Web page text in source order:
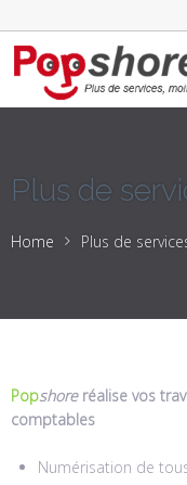
Plus de
Home Plus de
Popshoreréalise vos
comptables
Numérisation de